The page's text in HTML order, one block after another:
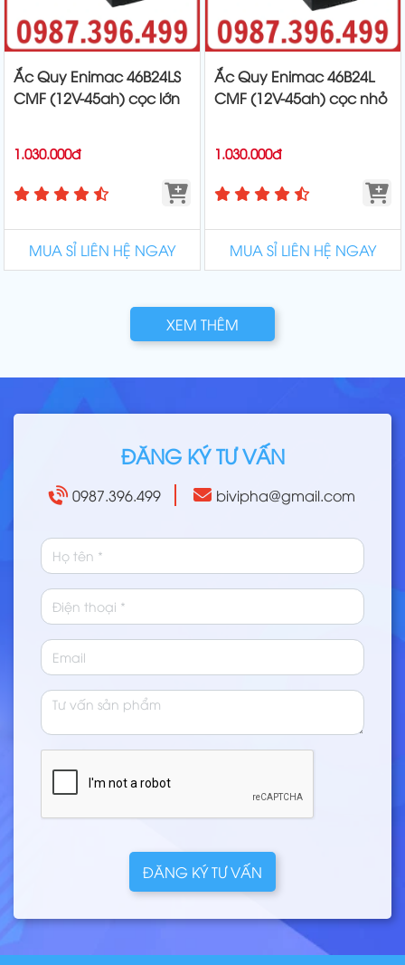
Ắc Quy Enimac 46B24LS
CMF (12V-45ah) cọc lớn
1.030.000đ
MUA SỈ LIÊN HỆ NGAY
Ắc Quy Enimac 46B24L
CMF (12V-45ah) cọc nhỏ
1.030.000đ
MUA SỈ LIÊN HỆ NGAY
XEM THÊM
ĐĂNG KÝ TƯ VẤN
0987.396.499 bivipha@gmail.com
ĐĂNG KÝ TƯ VẤN